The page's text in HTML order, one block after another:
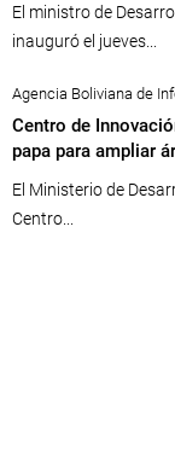
El ministro de
inauguró el jueves...
Agencia Boliviana de
Centro de
papa para ampliar
El Ministerio de
Centro...